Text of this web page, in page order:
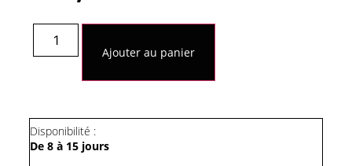
quantité
Lampe
Nouveau
Ajouter au panier
Disponibilité :
De 8 à 15 jours